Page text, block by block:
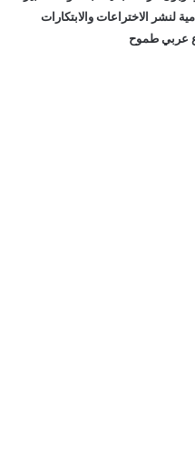
لنشر الاختراعات والابتكارات
عربي طموح